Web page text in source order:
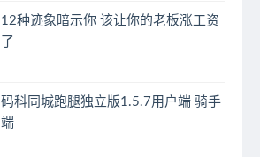
12种迹象暗示你 该让你的老板涨工资
了
码科同城跑腿独立版1.5.7用户端 骑手
端